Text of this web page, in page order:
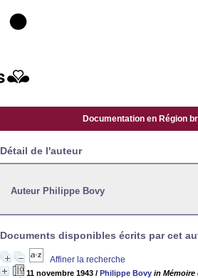
Documentation en Région
Détail de l'auteur
Auteur Philippe Bovy
Documents disponibles écrits par cet
Affiner la recherche
11 novembre 1943 / Philippe Bovy in Mémoire